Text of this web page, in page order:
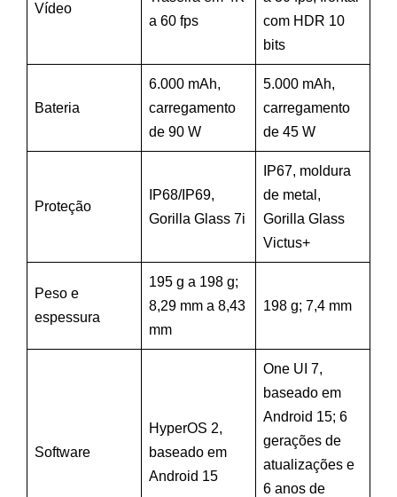
Vídeo
a 60 fps
com HDR 10
bits
Bateria
6.000 mAh,
carregamento
de 90 W
5.000 mAh,
carregamento
de 45 W
Proteção
IP68/IP69,
Gorilla Glass 7i
IP67, moldura
de metal,
Gorilla Glass
Victus+
Peso e
espessura
195 g a 198 g;
8,29 mm a 8,43
mm
198 g; 7,4 mm
Software
HyperOS 2,
baseado em
Android 15
One UI 7,
baseado em
Android 15; 6
gerações de
atualizações e
6 anos de